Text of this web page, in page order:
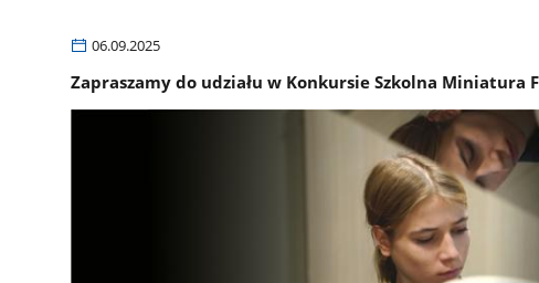
06.09.2025
Zapraszamy do udziału w Konkursie Szkolna Miniatura